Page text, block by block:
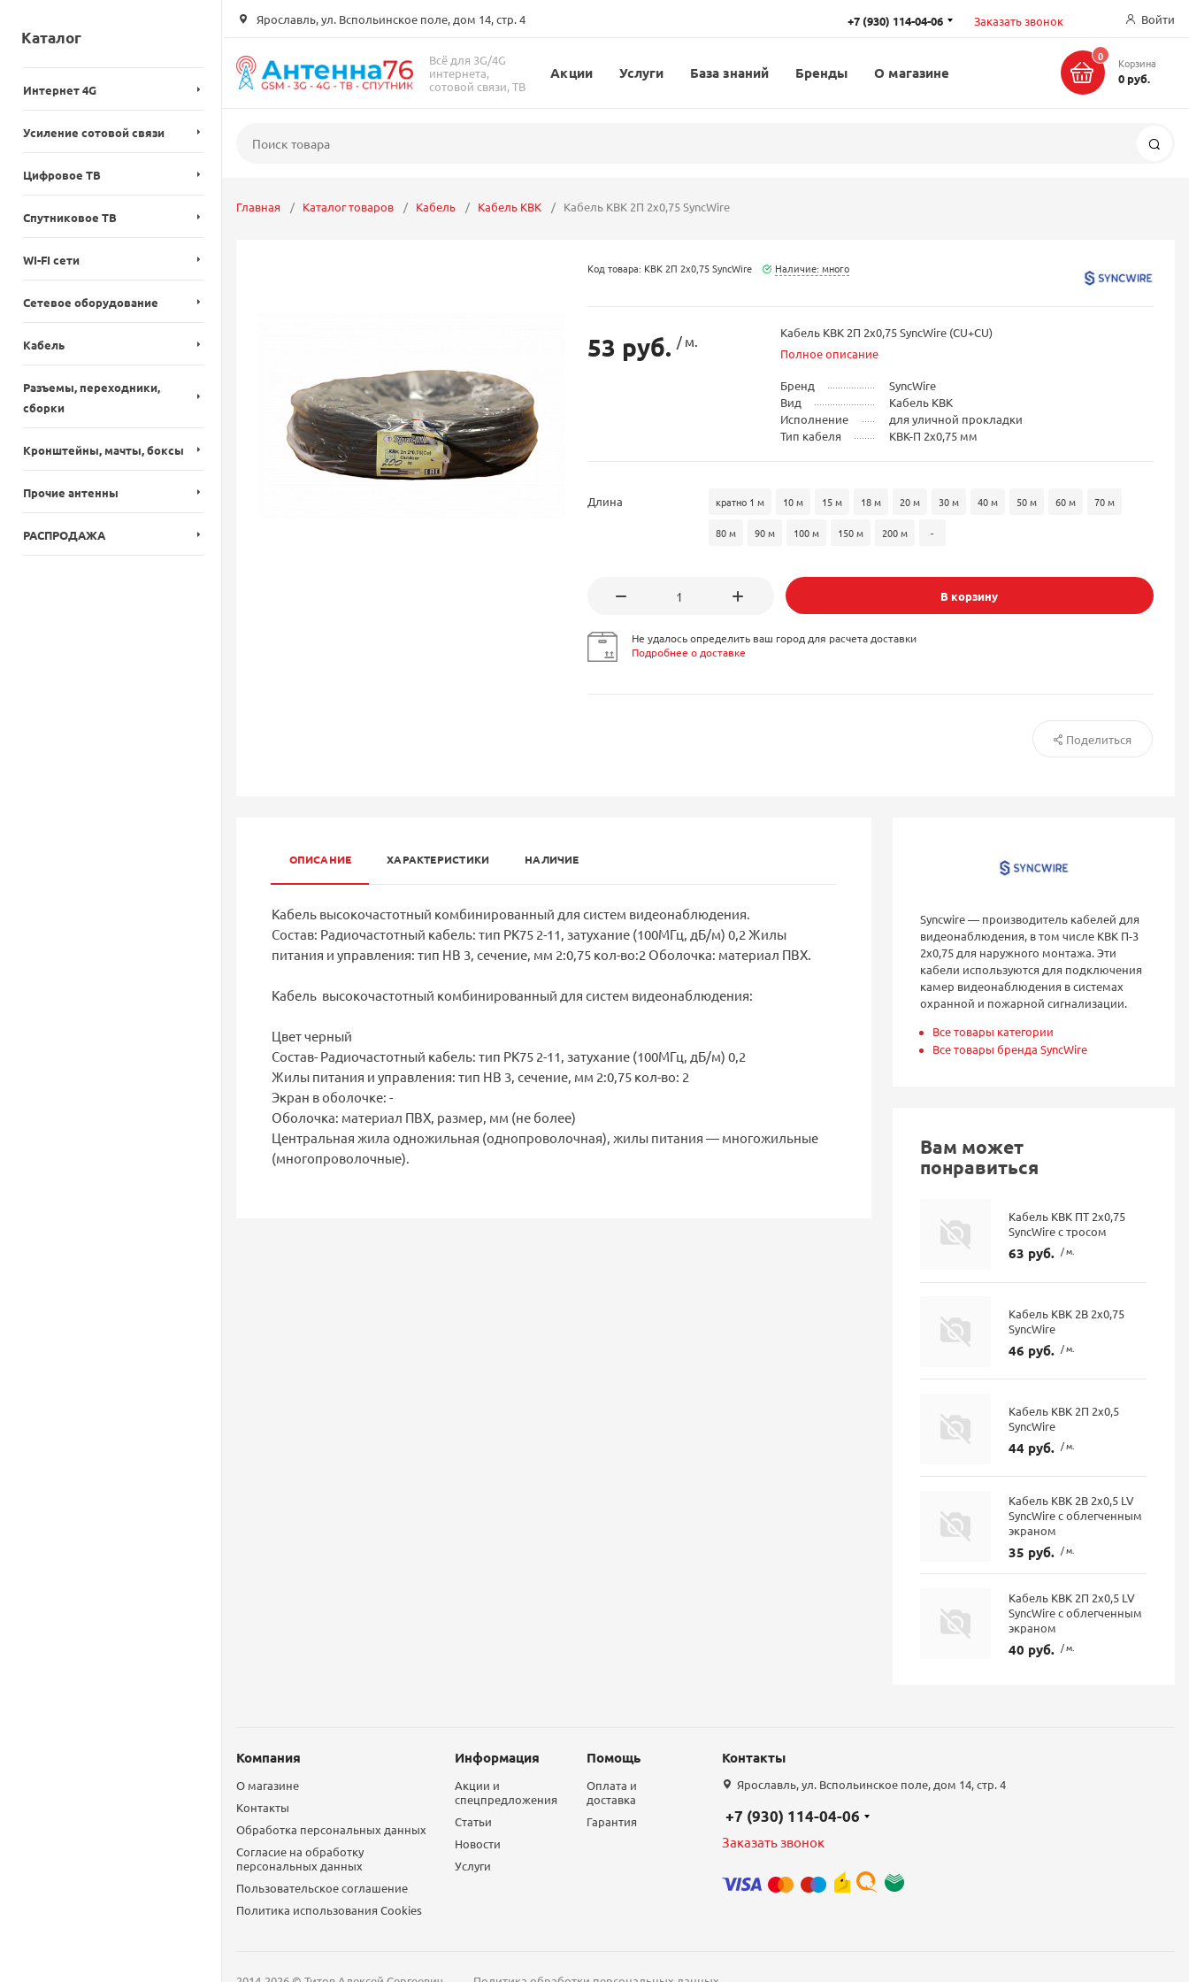
Ярославль, ул. Вспольинское поле, дом 14, стр. 4 +7 (930) 114-04-06 Заказать звонок Войти
Всё для 3G/4G
интернета,
сотовой связи, ТВ
Акции Услуги База знаний Бренды О магазине
0 Корзина
0 руб.
Каталог
Интернет 4G
Усиление сотовой связи
Цифровое ТВ
Спутниковое ТВ
WI-FI сети
Сетевое оборудование
Кабель
Разъемы, переходники,
сборки
Кронштейны, мачты, боксы
Прочие антенны
РАСПРОДАЖА
Главная Каталог товаров Кабель Кабель КВК Кабель КВК 2П 2х0,75 SyncWire
Код товара: КВК 2П 2х0,75 SyncWire Наличие: много
53 руб. / м.
Кабель КВК 2П 2х0,75 SyncWire (CU+CU)
Полное описание
Бренд
SyncWire
Вид
Кабель КВК
Исполнение
для уличной прокладки
Тип кабеля
КВК-П 2x0,75 мм
Длина кратно 1 м 10 м 15 м 18 м 20 м 30 м 40 м 50 м 60 м 70 м
80 м 90 м 100 м 150 м 200 м -
В корзину
Не удалось определить ваш город для расчета доставки
Подробнее о доставке
Поделиться
ОПИСАНИЕ ХАРАКТЕРИСТИКИ НАЛИЧИЕ
Кабель высокочастотный комбинированный для систем видеонаблюдения.
Состав: Радиочастотный кабель: тип РК75 2-11, затухание (100МГц, дБ/м) 0,2 Жилы
питания и управления: тип НВ 3, сечение, мм 2:0,75 кол-во:2 Оболочка: материал ПВХ.
Кабель высокочастотный комбинированный для систем видеонаблюдения:
Цвет черный
Состав- Радиочастотный кабель: тип РК75 2-11, затухание (100МГц, дБ/м) 0,2
Жилы питания и управления: тип НВ 3, сечение, мм 2:0,75 кол-во: 2
Экран в оболочке: -
Оболочка: материал ПВХ, размер, мм (не более)
Центральная жила одножильная (однопроволочная), жилы питания — многожильные
(многопроволочные).
Syncwire — производитель кабелей для
видеонаблюдения, в том числе КВК П-3
2х0,75 для наружного монтажа. Эти
кабели используются для подключения
камер видеонаблюдения в системах
охранной и пожарной сигнализации.
Все товары категории
Все товары бренда SyncWire
Вам может
понравиться
Кабель КВК ПТ 2х0,75
SyncWire с тросом
63 руб. / м.
Кабель КВК 2В 2х0,75
SyncWire
46 руб. / м.
Кабель КВК 2П 2х0,5
SyncWire
44 руб. / м.
Кабель КВК 2В 2х0,5 LV
SyncWire с облегченным
экраном
35 руб. / м.
Кабель КВК 2П 2х0,5 LV
SyncWire с облегченным
экраном
40 руб. / м.
Компания
О магазине
Контакты
Обработка персональных данных
Согласие на обработку
персональных данных
Пользовательское соглашение
Политика использования Сookies
Информация
Акции и
спецпредложения
Статьи
Новости
Услуги
Помощь
Оплата и
доставка
Гарантия
Контакты
Ярославль, ул. Вспольинское поле, дом 14, стр. 4
+7 (930) 114-04-06
Заказать звонок